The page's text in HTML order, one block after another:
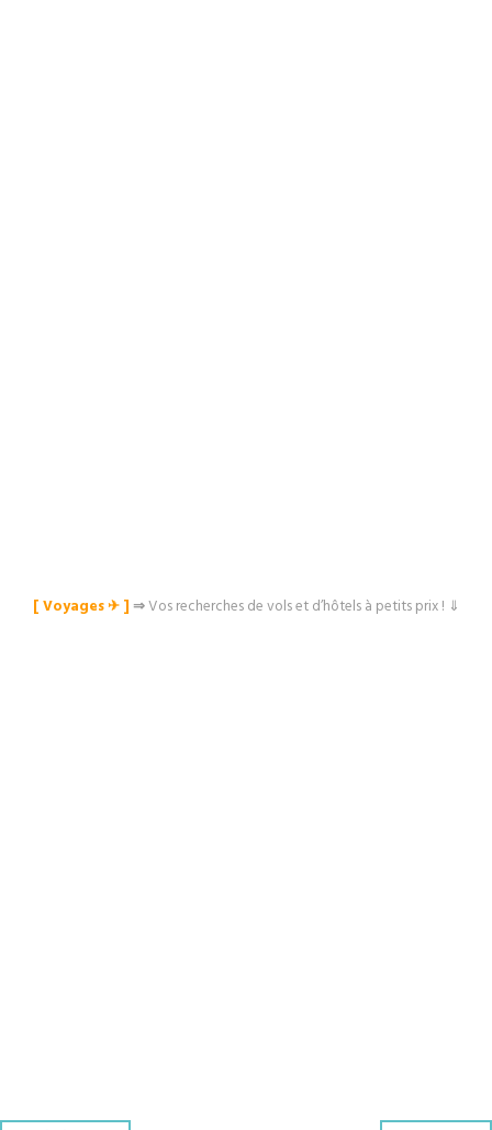
[ Voyages ✈︎ ]⇒Vos recherches de vols et d’hôtels à petits prix ! ⇓